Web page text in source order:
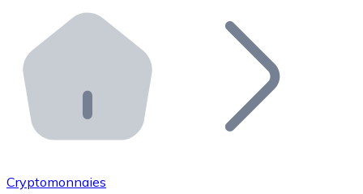
Distributeurs automatiques Bitnovo
Intégrez un ATM Bitnovo dans votre entreprise et
API Bitnovo
Intégrez notre API dans votre écosystème.
Rejoignez notre réseau de distributeurs et
Cryptomonnaies